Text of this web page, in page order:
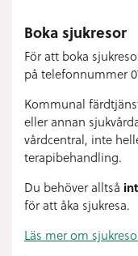
Boka sjukresor
För att boka
på telefonnummer
Kommunal
eller annan
vårdcentral, inte
terapibehandling.
Du behöver alltså
för att åka sjukresa.
Läs mer om